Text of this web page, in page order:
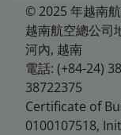
© 2025 年越南
越南航空總公司
河內, 越南
電話: (+84-24)
38722375
Certificate of
0100107518,